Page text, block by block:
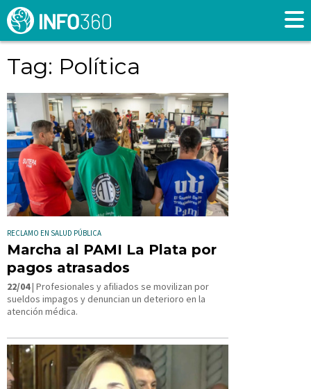
Tag: Política
RECLAMO EN SALUD PÚBLICA
Marcha al PAMI La Plata por
pagos atrasados
22/04| Profesionales y afiliados se movilizan por
sueldos impagos y denuncian un deterioro en la
atención médica.